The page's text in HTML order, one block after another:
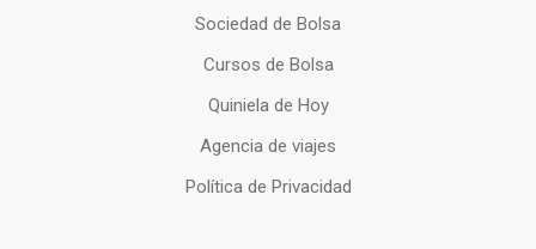
Sociedad de Bolsa
Cursos de Bolsa
Quiniela de Hoy
Agencia de viajes
Política de Privacidad